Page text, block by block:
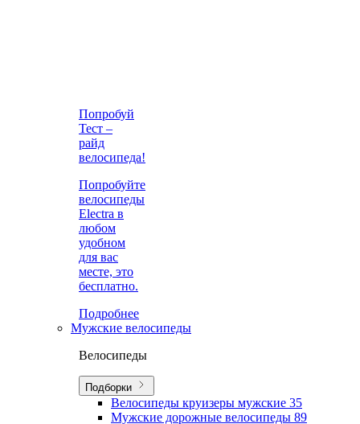
Попробуй
Тест –
райд
велосипеда!
Попробуйте
велосипеды
Electra в
любом
удобном
для вас
месте, это
бесплатно.
Подробнее
Мужские велосипеды
Велосипеды
Подборки
Велосипеды круизеры мужские 35
Мужские дорожные велосипеды 89